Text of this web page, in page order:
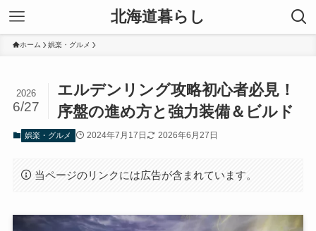
北海道暮らし
ホーム 娯楽・グルメ
エルデンリング攻略初心者必見！
序盤の進め方と強力装備＆ビルド
2026
6/27
娯楽・グルメ 2024年7月17日 2026年6月27日
当ページのリンクには広告が含まれています。